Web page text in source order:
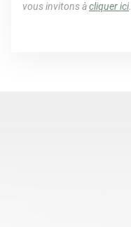
vous invitons àcliquer ici.